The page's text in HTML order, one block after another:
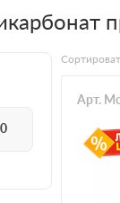
Арт.